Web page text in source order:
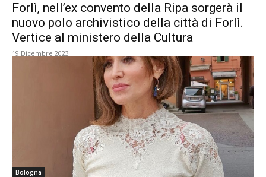
Forlì, nell’ex convento della Ripa sorgerà il
nuovo polo archivistico della città di Forlì.
Vertice al ministero della Cultura
19 Dicembre 2023
Bologna